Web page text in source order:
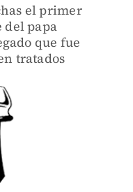
el primer
del papa
que fue
tratados